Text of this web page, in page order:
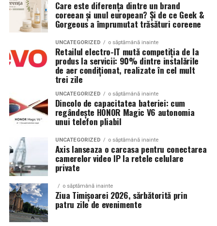
Acces mai bun la foliculii ovarieni la puncție
Reducerea contaminării cu lichidul toxic din
endometriom
Îmbunătățirea mediului folicular
Argumente împotriva chistectomiei preoperatorii:
Chistectomia reduce rezerva ovariană — risc real,
mai ales pentru endometrioame bilaterale sau
recurente
Beneficiul asupra ratelor de sarcină la FIV nu este
demonstrat consistent în studii
Decizia se ia individualizat
ginecologul chirurg și specialistul FIV, luând în
considerare: dimensiunea endometriomului, rezerva
ovariană curentă, istoricul de operații ovariene
anterioare și numărul de cicluri FIV planificate.
Sistem de stocare:52 kWh baterii LiFePO4
Invertor hibrid:24 kW
Dimensiune container transport: 3 × 2,5
metri
Lungime panouri desfășurate:
liniari
Conectică:priză 220 V monofazic, priză
380 V trifazic, priză încărcare auto electric
Climatizare:aer condiționat integrat pentru
menținerea bateriilor la temperatură optimă
pe teren accidentat
Care este diferența dintre un brand
coreean și unul european? Și de ce Geek &
Gorgeous a împrumutat trăsături coreene
UNCATEGORIZED o săptămână inainte
Retailul electro-IT mută competiția de la
produs la servicii: 90% dintre instalările
de aer condiționat, realizate în cel mult
trei zile
UNCATEGORIZED o săptămână inainte
Dincolo de capacitatea bateriei: cum
regândește HONOR Magic V6 autonomia
unui telefon pliabil
UNCATEGORIZED o săptămână inainte
Axis lanseaza o carcasa pentru conectarea
camerelor video IP la retele celulare
private
o săptămână inainte
Ziua Timișoarei 2026, sărbătorită prin
patru zile de evenimente